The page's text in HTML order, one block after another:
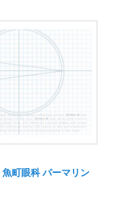
魚町眼科パーマリン